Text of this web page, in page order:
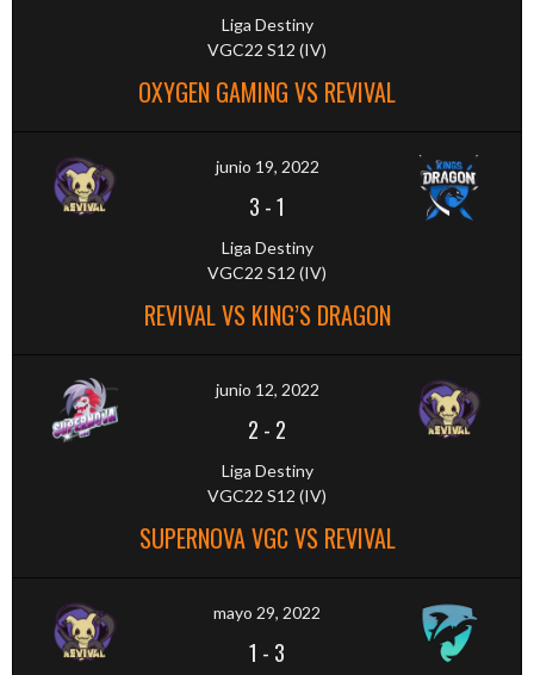
Liga Destiny
VGC22 S12 (IV)
OXYGEN GAMING VS REVIVAL
junio 19, 2022
3 -1
Liga Destiny
VGC22 S12 (IV)
REVIVAL VS KING’S DRAGON
junio 12, 2022
2 - 2
Liga Destiny
VGC22 S12 (IV)
SUPERNOVA VGC VS REVIVAL
mayo 29, 2022
1 - 3